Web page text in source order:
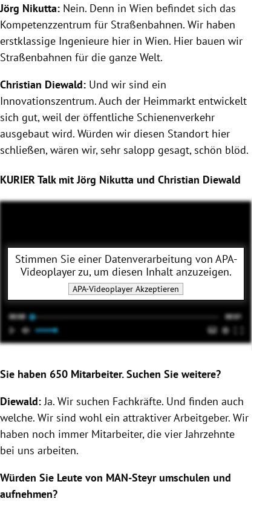
Jörg Nikutta: Nein. Denn in Wien befindet sich das
Kompetenzzentrum für Straßenbahnen. Wir haben
erstklassige Ingenieure hier in Wien. Hier bauen wir
Straßenbahnen für die ganze Welt.
Christian Diewald: Und wir sind ein
Innovationszentrum. Auch der Heimmarkt entwickelt
sich gut, weil der öffentliche Schienenverkehr
ausgebaut wird. Würden wir diesen Standort hier
schließen, wären wir, sehr salopp gesagt, schön blöd.
KURIER Talk mit Jörg Nikutta und Christian Diewald
Stimmen Sie einer Datenverarbeitung von APA-
Videoplayerzu, um diesen Inhalt anzuzeigen.
APA-Videoplayer Akzeptieren
Sie haben 650 Mitarbeiter. Suchen Sie weitere?
Diewald:Ja. Wir suchen Fachkräfte. Und finden auch
welche. Wir sind wohl ein attraktiver Arbeitgeber. Wir
haben noch immer Mitarbeiter, die vier Jahrzehnte
bei uns arbeiten.
Würden Sie Leute von MAN-Steyr umschulen und
aufnehmen?